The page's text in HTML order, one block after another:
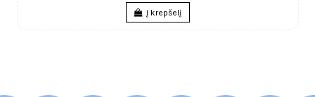
Į krepšelį